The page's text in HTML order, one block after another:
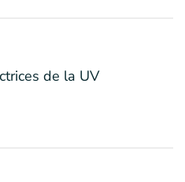
de la UV